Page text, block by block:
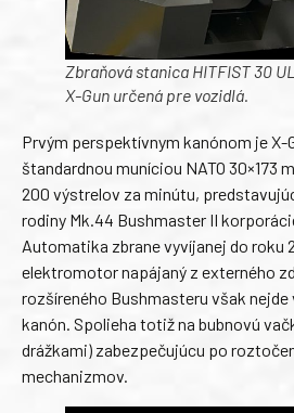
Zbraňová stanica HITFIST 30
X-Gun určená pre vozidlá.
Prvým perspektívnym kanónom je X-
štandardnou muníciou NATO 30×173
200 výstrelov za minútu,
rodiny Mk.44 Bushmaster II
Automatika zbrane vyvíjanej do roku
elektromotor napájaný z externého
rozšíreného Bushmasteru však nejde
kanón. Spolieha totiž na bubnovú
drážkami) zabezpečujúcu po
mechanizmov.